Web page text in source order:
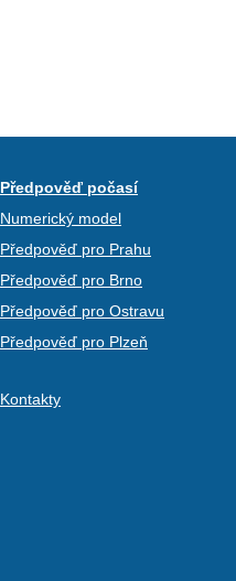
Předpověď počasí
Numerický model
Předpověď pro Prahu
Předpověď pro Brno
Předpověď pro Ostravu
Předpověď pro Plzeň
Kontakty